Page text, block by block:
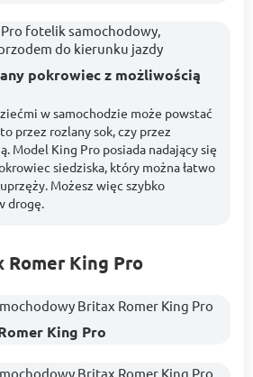
pokrowiec z możliwością
w samochodzie może powstać
to przez rozlany sok, czy przez
Model King Pro posiada nadający się
siedziska, który można łatwo
Możesz więc szybko
drogę.
King Pro
King Pro